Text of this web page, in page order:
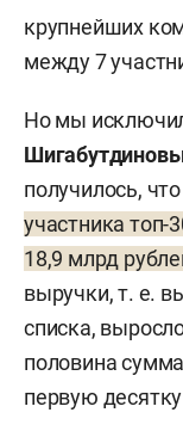
крупнейших
между 7
Но мы
получилось, что
участника топ-
18,9 млрд
выручки, т. е.
списка,
половина
первую